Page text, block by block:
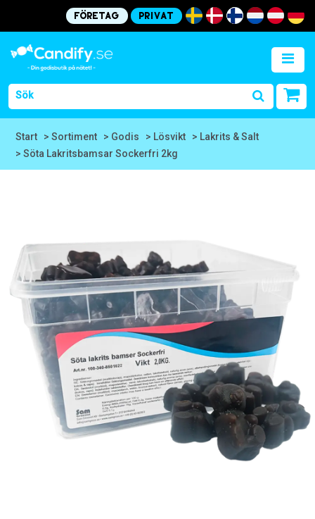
Företag Privat
Start > Sortiment > Godis > Lösvikt
> Lakrits & Salt
> Söta Lakritsbamsar Sockerfri 2kg